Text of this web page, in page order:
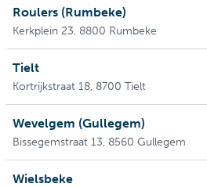
Roulers (Rumbeke)
Kerkplein 23, 8800 Rumbeke
Tielt
Kortrijkstraat 18, 8700 Tielt
Wevelgem (Gullegem)
Bissegemstraat 13, 8560 Gullegem
Wielsbeke